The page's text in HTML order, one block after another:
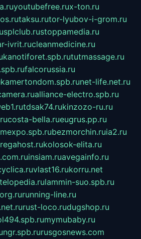
youtubefree.rux-ton.ru
taksu.rutor-lyubov-i-grom.ru
splclub.rustoppamedia.ru
ivrit.rucleanmedicine.ru
kanotiforet.spb.rututmassage.ru
falcorussia.ru
kamertondom.spb.runet-life.net.ru
alliance-electro.spb.ru
tdsak74.rukinzozo-ru.ru
costa-bella.rueugrus.pp.ru
bezmorchin.ruia2.ru
regahost.rukolosok-elita.ru
insiam.ruavegainfo.ru
vlast16.rukorru.net
lammin-suo.spb.ru
running-line.ru
rust-loco.rudugshop.ru
mymubaby.ru
ngr.spb.rurusgosnews.com